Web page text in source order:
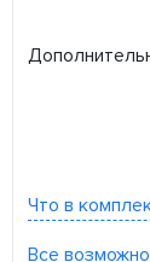
Что в
Все